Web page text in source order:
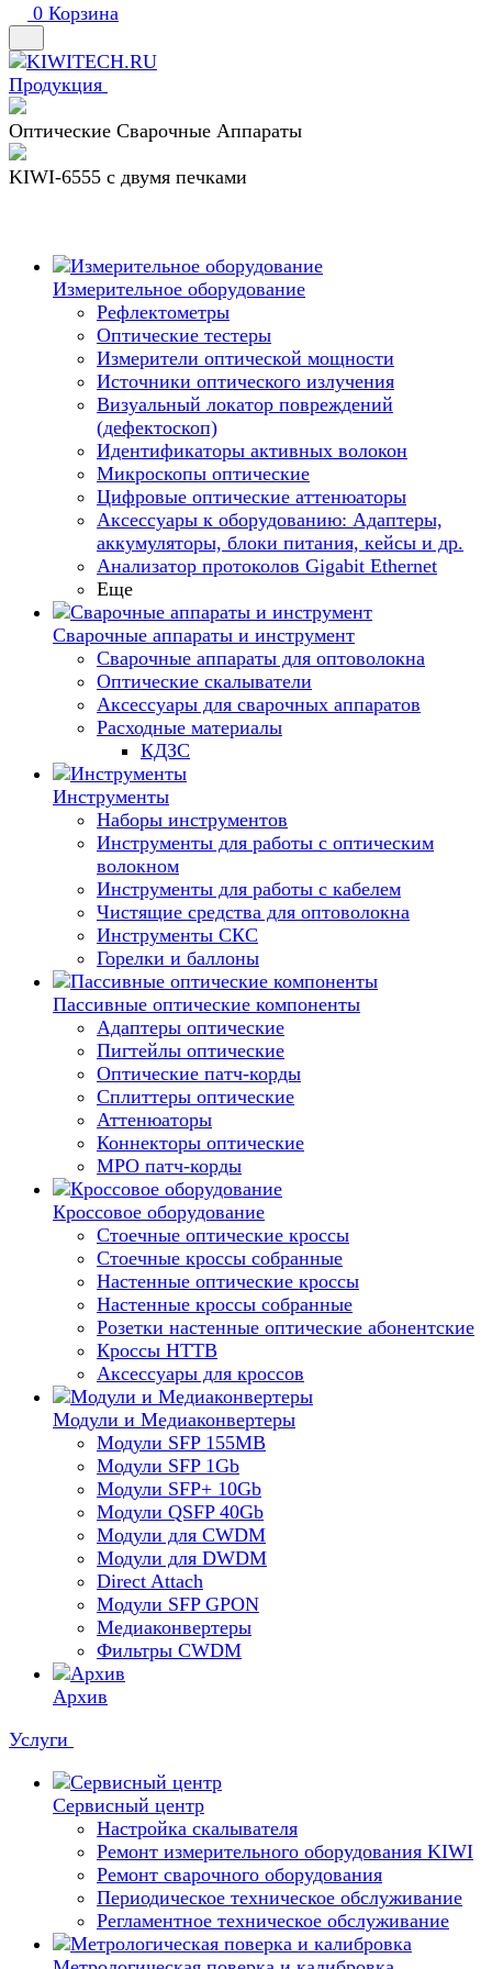
0 Корзина
Продукция
Оптические Сварочные Аппараты
KIWI-6555 c двумя печками
Измерительное оборудование
Рефлектометры
Оптические тестеры
Измерители оптической мощности
Источники оптического излучения
Визуальный локатор повреждений
(дефектоскоп)
Идентификаторы активных волокон
Микроскопы оптические
Цифровые оптические аттенюаторы
Аксессуары к оборудованию: Адаптеры,
аккумуляторы, блоки питания, кейсы и др.
Анализатор протоколов Gigabit Ethernet
Еще
Сварочные аппараты и инструмент
Сварочные аппараты для оптоволокна
Оптические скалыватели
Аксессуары для сварочных аппаратов
Расходные материалы
КДЗС
Инструменты
Наборы инструментов
Инструменты для работы с оптическим
волокном
Инструменты для работы с кабелем
Чистящие средства для оптоволокна
Инструменты СКС
Горелки и баллоны
Пассивные оптические компоненты
Адаптеры оптические
Пигтейлы оптические
Оптические патч-корды
Сплиттеры оптические
Аттенюаторы
Коннекторы оптические
MPO патч-корды
Кроссовое оборудование
Стоечные оптические кроссы
Стоечные кроссы собранные
Настенные оптические кроссы
Настенные кроссы собранные
Розетки настенные оптические абонентские
Кроссы HTTB
Аксессуары для кроссов
Модули и Медиаконвертеры
Модули SFP 155MB
Модули SFP 1Gb
Модули SFP+ 10Gb
Модули QSFP 40Gb
Модули для CWDM
Модули для DWDM
Direct Attach
Модули SFP GPON
Медиаконвертеры
Фильтры CWDM
Архив
Услуги
Сервисный центр
Настройка скалывателя
Ремонт измерительного оборудования KIWI
Ремонт сварочного оборудования
Периодическое техническое обслуживание
Регламентное техническое обслуживание